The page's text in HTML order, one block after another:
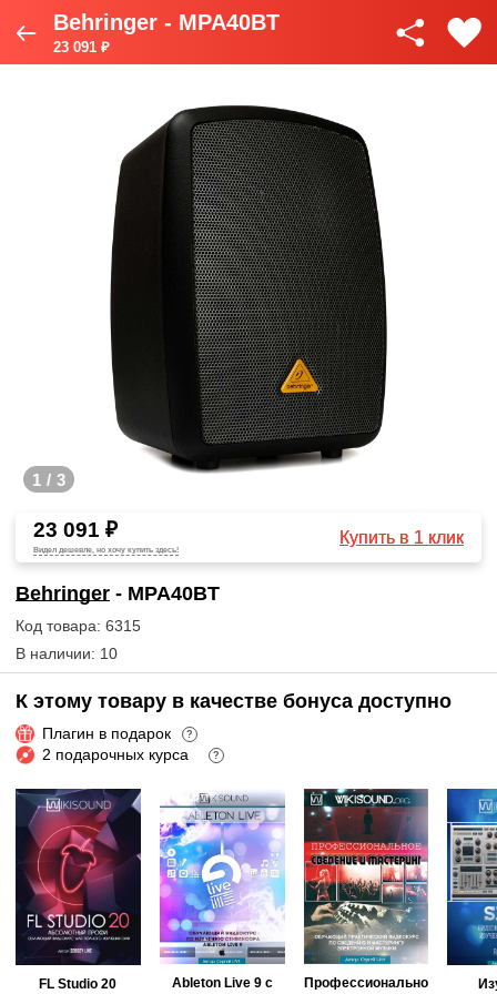
Behringer - MPA40BT
23 091 ₽
1 / 3
23 091 ₽
Видел дешевле, но хочу купить здесь!
Купить в 1 клик
Behringer - MPA40BT
Код товара: 6315
В наличии: 10
К этому товару в качестве бонуса доступно
Плагин в подарок ?
2 подарочных курса ?
FL Studio 20
Ableton Live 9 с
Профессионально